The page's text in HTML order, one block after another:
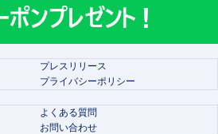
プレスリリース
プライバシーポリシー
よくある質問
お問い合わせ